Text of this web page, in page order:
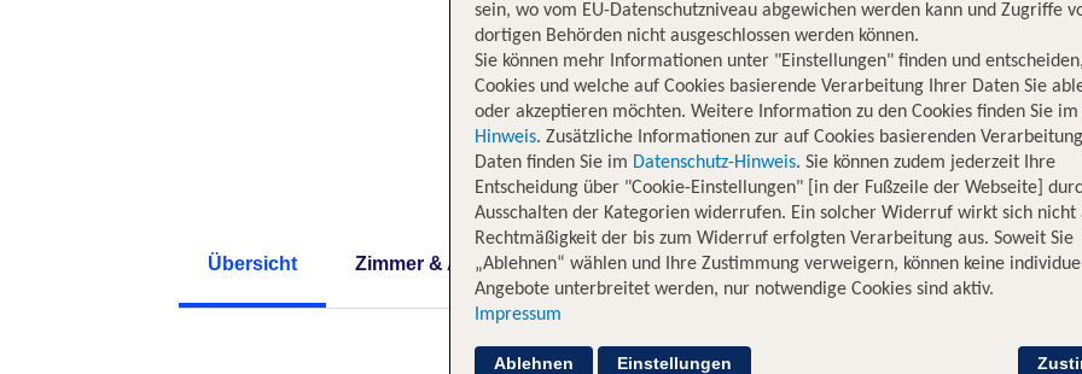
Übersicht Zimmer & Angebote Hotelinformationen Lage Bewertungen
sein, wo vom EU-Datenschutzniveau abgewichen werden kann und Zugriffe
dortigen Behörden nicht ausgeschlossen werden können.
Sie können mehr Informationen unter "Einstellungen" finden und
Cookies und welche auf Cookies basierende Verarbeitung Ihrer Daten Sie
oder akzeptieren möchten. Weitere Information zu den Cookies finden Sie im
Hinweis. Zusätzliche Informationen zur auf Cookies basierenden
Daten finden Sie im Datenschutz-Hinweis. Sie können zudem jederzeit Ihre
Entscheidung über "Cookie-Einstellungen" [in der Fußzeile der Webseite]
Ausschalten der Kategorien widerrufen. Ein solcher Widerruf wirkt sich nicht
Rechtmäßigkeit der bis zum Widerruf erfolgten Verarbeitung aus. Soweit Sie
„Ablehnen“ wählen und Ihre Zustimmung verweigern, können keine
Angebote unterbreitet werden, nur notwendige Cookies sind aktiv.
Impressum
Ablehnen Einstellungen